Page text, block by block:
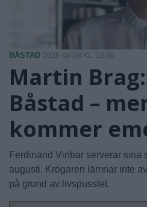
BÅSTAD 2026-08-08 KL. 15:00
Martin
Båstad –
kommer
Ferdinand Vinbar serverar sina
augusti. Krögaren lämnar inte
på grund av livspusslet.